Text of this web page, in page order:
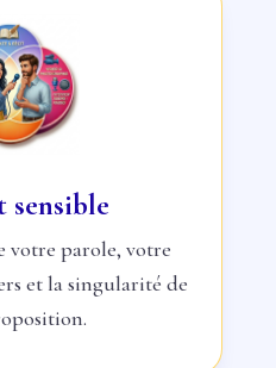
votre parole, votre
et la singularité de